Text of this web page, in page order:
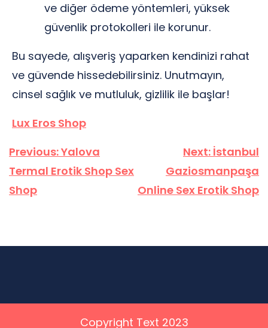
ve diğer ödeme yöntemleri, yüksek
güvenlik protokolleri ile korunur.
Bu sayede, alışveriş yaparken kendinizi rahat
ve güvende hissedebilirsiniz. Unutmayın,
cinsel sağlık ve mutluluk, gizlilik ile başlar!
Lux Eros Shop
Yazı
gezinmesi
Previous:Yalova
Termal Erotik Shop Sex
Shop
Next: İstanbul
Gaziosmanpaşa
Online Sex Erotik Shop
Copyright Text 2023